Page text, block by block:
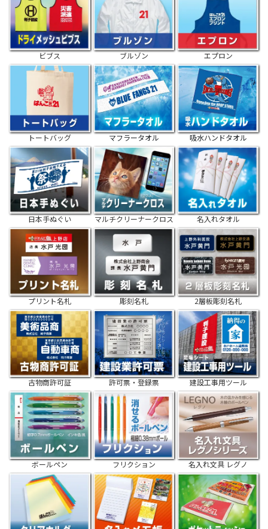
ビブス ブルゾン エプロン
トートバッグ マフラータオル 吸水ハンドタオル
日本手ぬぐい マルチクリーナークロス 名入れタオル
プリント名札 彫刻名札 2層板彫刻名札
古物商許可証 許可票・登録票 建設工事用ツール
ボールペン フリクション 名入れ文具 レグノ